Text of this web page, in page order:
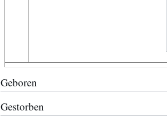
Geboren
Gestorben